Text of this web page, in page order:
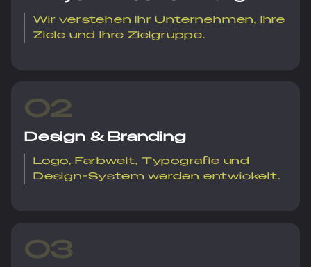
Wir verstehen Ihr Unternehmen, Ihre
Ziele und Ihre Zielgruppe.
02
Design & Branding
Logo, Farbwelt, Typografie und
Design-System werden entwickelt.
03